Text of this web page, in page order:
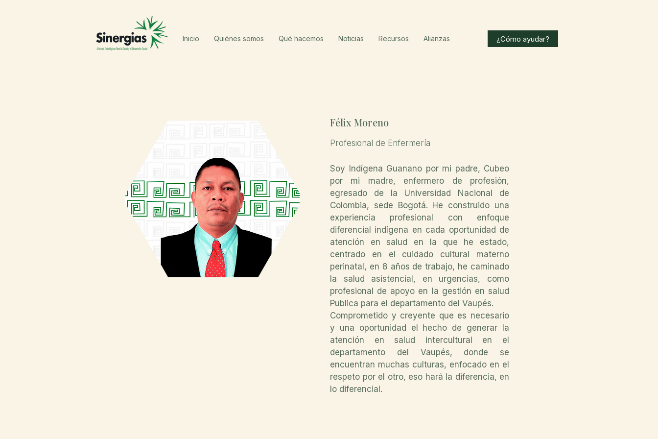
Inicio Quiénes somos Qué hacemos Noticias Recursos Alianzas ¿Cómo ayudar?
Félix Moreno
Profesional de Enfermería
Soy Indígena Guanano por mi padre, Cubeo
por mi madre, enfermero de profesión,
egresado de la Universidad Nacional de
Colombia, sede Bogotá. He construido una
experiencia profesional con enfoque
diferencial indígena en cada oportunidad de
atención en salud en la que he estado,
centrado en el cuidado cultural materno
perinatal, en 8 años de trabajo, he caminado
la salud asistencial, en urgencias, como
profesional de apoyo en la gestión en salud
Publica para el departamento del Vaupés.
Comprometido y creyente que es necesario
y una oportunidad el hecho de generar la
atención en salud intercultural en el
departamento del Vaupés, donde se
encuentran muchas culturas, enfocado en el
respeto por el otro, eso hará la diferencia, en
lo diferencial.